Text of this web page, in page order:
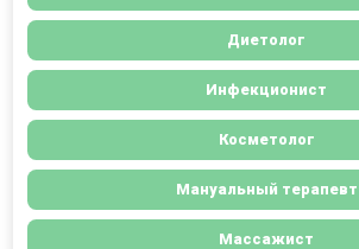
Диетолог
Инфекционист
Косметолог
Мануальный терапевт
Массажист